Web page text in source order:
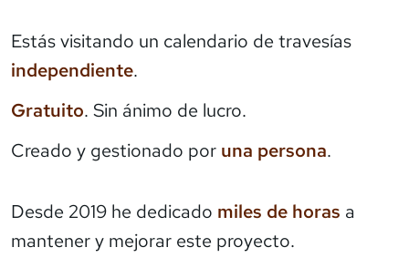
Estás visitando un calendario de travesías
independiente.
Gratuito. Sin ánimo de lucro.
Creado y gestionado por una persona.
Desde 2019 he dedicado miles de horas a
mantener y mejorar este proyecto.